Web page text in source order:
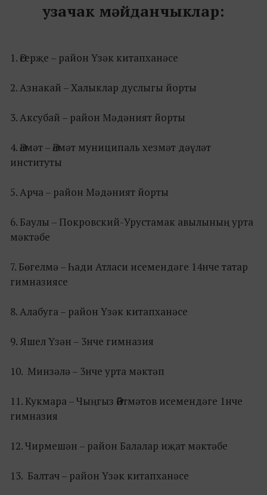
узачак мәйданчыклар:
1.​ Әгерҗе – район Үзәк китапханәсе
2.​ Азнакай – Халыклар дуслыгы йорты
3.​ Аксубай – район Мәдәният йорты
4.​ Әлмәт – Әлмәт муниципаль хезмәт дәүләт
институты
5.​ Арча – район Мәдәният йорты
6.​ Баулы – Покровский-Урустамак авылының урта
мәктәбе
7.​ Бөгелмә – Һади Атласи исемендәге 14нче татар
гимназиясе
8.​ Алабуга – район Үзәк китапханәсе
9.​ Яшел Үзән – 3нче гимназия
10.​ Минзәлә – 3нче урта мәктәп
11.​ Кукмара – Чыңгыз Әйтмәтов исемендәге 1нче
гимназия
12.​ Чирмешән – район Балалар иҗат мәктәбе
13.​ Балтач – район Үзәк китапханәсе